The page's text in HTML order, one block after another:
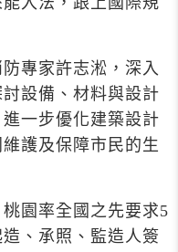
專家許志淞，深入
設備、材料與設計
一步優化建築設計
護及保障市民的生
園率全國之先要求5
、承照、監造人簽